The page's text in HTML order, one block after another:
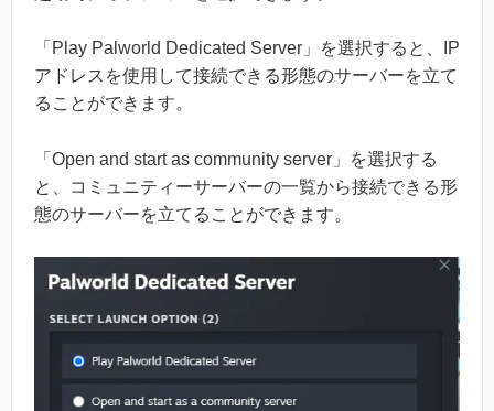
「Play Palworld Dedicated Server」を選択すると、IP
アドレスを使用して接続できる形態のサーバーを立て
ることができます。
「Open and start as community server」を選択する
と、コミュニティーサーバーの一覧から接続できる形
態のサーバーを立てることができます。